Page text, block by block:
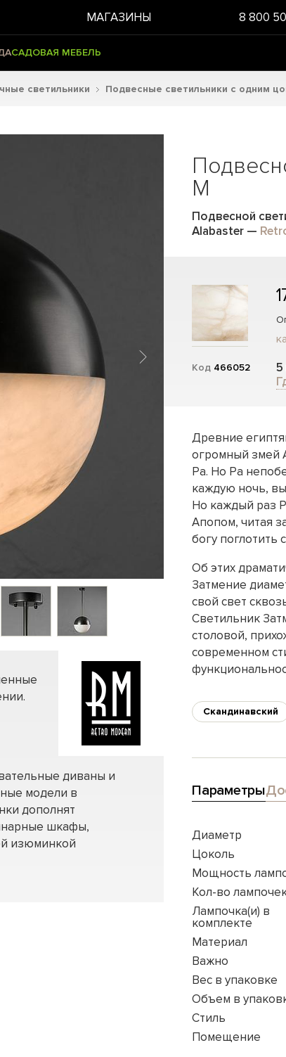
МАГАЗИНЫ 8 800
САДОВАЯ МЕБЕЛЬ
светильники Подвесные светильники с одним
диваны и
модели в
дополнят
шкафы,
изюминкой
M
Подвесной
Alabaster —
Код 466052
5
Древние
огромный змей
Ра. Но Ра
каждую ночь,
Но каждый раз
Апопом, читая
богу поглотить
Об этих
Затмение
свой свет
Светильник
столовой,
современном
Скандинавский
Параметры
Диаметр
Цоколь
Мощность
Кол-во
Лампочка(и) в
комплекте
Материал
Важно
Вес в упаковке
Объем в
Стиль
Помещение